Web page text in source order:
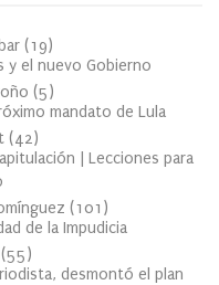
(19)
y el nuevo Gobierno
(5)
mandato de Lula
(42)
| Lecciones para
(101 )
de la Impudicia
(55)
desmontó el plan